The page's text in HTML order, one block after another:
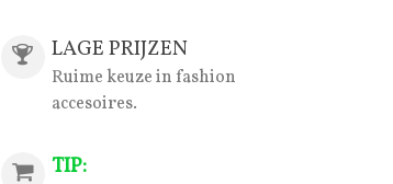
LAGE PRIJZEN
Ruime keuze in fashion
accesoires.
TIP: